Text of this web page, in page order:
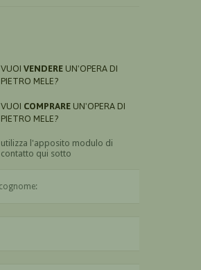
VUOI VENDERE UN'OPERA DI
PIETRO MELE?
VUOI COMPRARE UN'OPERA DI
PIETRO MELE?
utilizza l'apposito modulo di
contatto qui sotto